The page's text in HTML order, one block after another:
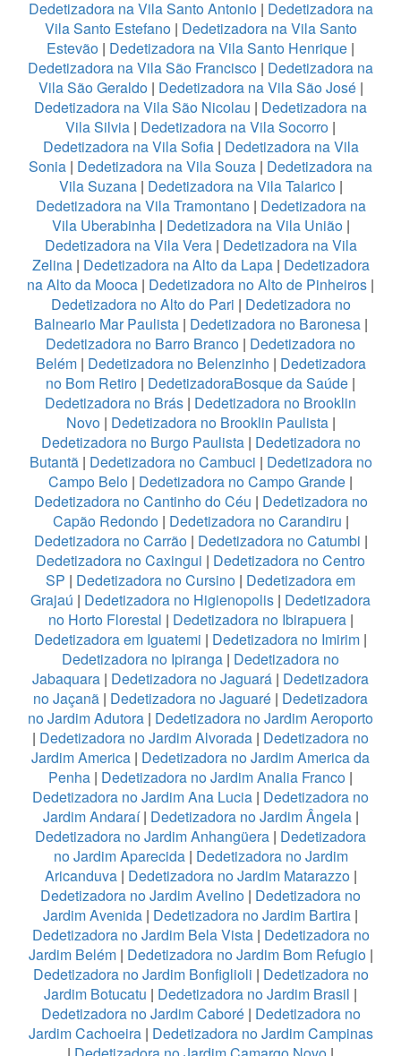
Dedetizadora na Vila Santo Antonio| Dedetizadora na
Vila Santo Estefano| Dedetizadora na Vila Santo
Estevão | Dedetizadora na Vila Santo Henrique |
Dedetizadora na Vila São Francisco | Dedetizadora na
Vila São Geraldo| Dedetizadora na Vila São José|
Dedetizadora na Vila São Nicolau | Dedetizadora na
Vila Silvia | Dedetizadora na Vila Socorro |
Dedetizadora na Vila Sofia| Dedetizadora na Vila
Sonia | Dedetizadora na Vila Souza | Dedetizadora na
Vila Suzana| Dedetizadora na Vila Talarico|
Dedetizadora na Vila Tramontano| Dedetizadora na
Vila Uberabinha| Dedetizadora na Vila União|
Dedetizadora na Vila Vera| Dedetizadora na Vila
Zelina| Dedetizadora na Alto da Lapa| Dedetizadora
na Alto da Mooca | Dedetizadora no Alto de Pinheiros |
Dedetizadora no Alto do Pari | Dedetizadora no
Balneario Mar Paulista| Dedetizadora no Baronesa|
Dedetizadora no Barro Branco | Dedetizadora no
Belém| Dedetizadora no Belenzinho| Dedetizadora
no Bom Retiro | DedetizadoraBosque da Saúde |
Dedetizadora no Brás | Dedetizadora no Brooklin
Novo| Dedetizadora no Brooklin Paulista|
Dedetizadora no Burgo Paulista| Dedetizadora no
Butantã| Dedetizadora no Cambuci | Dedetizadora no
Campo Belo | Dedetizadora no Campo Grande |
Dedetizadora no Cantinho do Céu | Dedetizadora no
Capão Redondo| Dedetizadora no Carandiru |
Dedetizadora no Carrão| Dedetizadora no Catumbi |
Dedetizadora no Caxingui | Dedetizadora no Centro
SP | Dedetizadora no Cursino | Dedetizadora em
Grajaú | Dedetizadora no Higienopolis | Dedetizadora
no Horto Florestal | Dedetizadora no Ibirapuera|
Dedetizadora em Iguatemi | Dedetizadora no Imirim |
Dedetizadora no Ipiranga | Dedetizadora no
Jabaquara | Dedetizadora no Jaguará | Dedetizadora
no Jaçanã | Dedetizadora no Jaguaré | Dedetizadora
no Jardim Adutora | Dedetizadora no Jardim Aeroporto
| Dedetizadora no Jardim Alvorada | Dedetizadora no
Jardim America | Dedetizadora no Jardim America da
Penha | Dedetizadora no Jardim Analia Franco |
Dedetizadora no Jardim Ana Lucia | Dedetizadora no
Jardim Andaraí| Dedetizadora no Jardim Ângela|
Dedetizadora no Jardim Anhangüera | Dedetizadora
no Jardim Aparecida| Dedetizadora no Jardim
Aricanduva| Dedetizadora no Jardim Matarazzo|
Dedetizadora no Jardim Avelino | Dedetizadora no
Jardim Avenida | Dedetizadora no Jardim Bartira |
Dedetizadora no Jardim Bela Vista| Dedetizadora no
Jardim Belém| Dedetizadora no Jardim Bom Refugio|
Dedetizadora no Jardim Bonfiglioli | Dedetizadora no
Jardim Botucatu | Dedetizadora no Jardim Brasil |
Dedetizadora no Jardim Caboré| Dedetizadora no
Jardim Cachoeira| Dedetizadora no Jardim Campinas